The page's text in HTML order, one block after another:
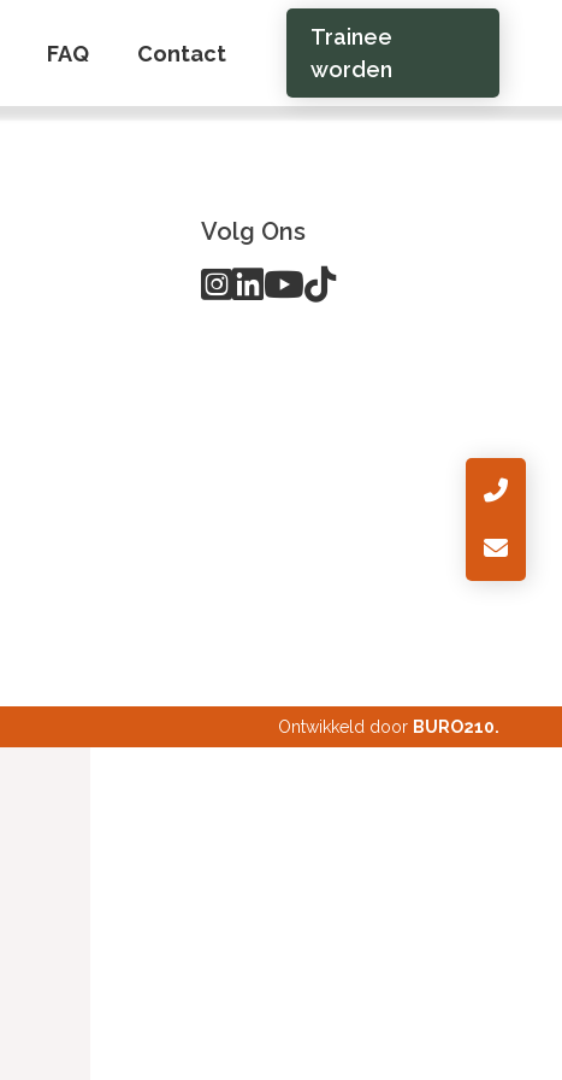
FAQ Contact
Trainee
worden
Volg Ons
Ontwikkeld door BURO210.